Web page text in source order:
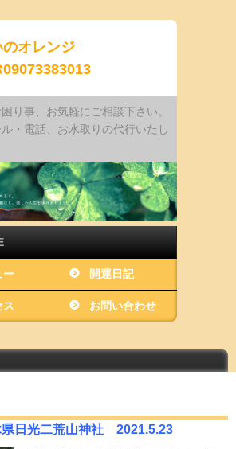
いのオレンジ
り事、お気軽にご相談下さい。
・電話、お水取りの代行いたし
ー 開運日記
ス お問い合わせ
日光二荒山神社 2021.5.23